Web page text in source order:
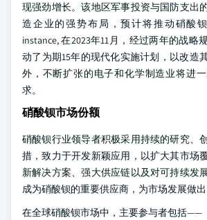
现强劲增长。该地区军事投资与国防支出
造企业的强势布局，预计将推动硝酸
instance, 在2023年11月，经过两年的战略
动了为期15年的现代化实施计划，以改造
外，不断扩张的电子和化学制造业将进
求。
硝酸钡市场份额
硝酸钡行业领导者积极采用持续的研究、
措，致力于开发新颖应用，以扩大其市场
新解决方案、强大供应链以及对可持续发
成为硝酸钡的重要供应商，为市场发展做出
在全球硝酸钡市场中，主要参与者包括——